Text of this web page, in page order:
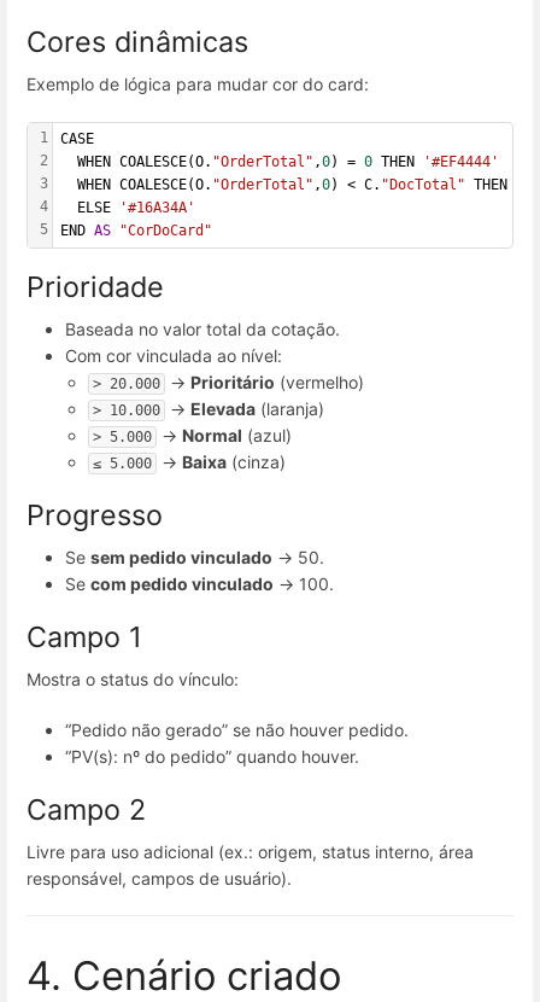
Cores dinâmicas
Exemplo de lógica para mudar cor do card:
1
2
3
4
5
CASE
  WHEN COALESCE(O.
"OrderTotal" ,0) = 0 THEN
'#EF4444'
  WHEN COALESCE(O.
"OrderTotal" ,0) < C. "DocTotal" THEN
  ELSE
'#16A34A'
END AS "CorDoCard"
Prioridade
Baseada no valor total da cotação.
Com cor vinculada ao nível:
> 20.000 → Prioritário (vermelho)
> 10.000 → Elevada (laranja)
> 5.000 → Normal (azul)
≤ 5.000 → Baixa (cinza)
Progresso
Se sem pedido vinculado → 50.
Se com pedido vinculado → 100.
Campo 1
Mostra o status do vínculo:
“Pedido não gerado” se não houver pedido.
“PV(s): nº do pedido” quando houver.
Campo 2
Livre para uso adicional (ex.: origem, status interno, área
responsável, campos de usuário).
4. Cenário criado